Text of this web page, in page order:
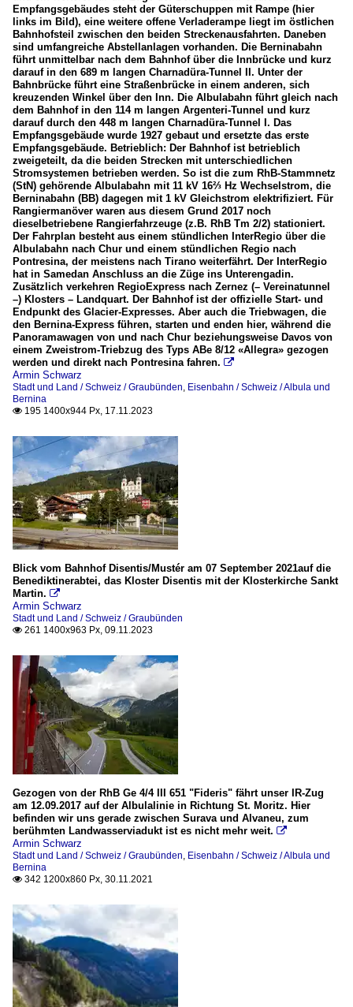
Empfangsgebäudes steht der Güterschuppen mit Rampe (hier
links im Bild), eine weitere offene Verladerampe liegt im östlichen
Bahnhofsteil zwischen den beiden Streckenausfahrten. Daneben
sind umfangreiche Abstellanlagen vorhanden. Die Berninabahn
führt unmittelbar nach dem Bahnhof über die Innbrücke und kurz
darauf in den 689 m langen Charnadüra-Tunnel II. Unter der
Bahnbrücke führt eine Straßenbrücke in einem anderen, sich
kreuzenden Winkel über den Inn. Die Albulabahn führt gleich nach
dem Bahnhof in den 114 m langen Argenteri-Tunnel und kurz
darauf durch den 448 m langen Charnadüra-Tunnel I. Das
Empfangsgebäude wurde 1927 gebaut und ersetzte das erste
Empfangsgebäude. Betrieblich: Der Bahnhof ist betrieblich
zweigeteilt, da die beiden Strecken mit unterschiedlichen
Stromsystemen betrieben werden. So ist die zum RhB-Stammnetz
(StN) gehörende Albulabahn mit 11 kV 16⅔ Hz Wechselstrom, die
Berninabahn (BB) dagegen mit 1 kV Gleichstrom elektrifiziert. Für
Rangiermanöver waren aus diesem Grund 2017 noch
dieselbetriebene Rangierfahrzeuge (z.B. RhB Tm 2/2) stationiert.
Der Fahrplan besteht aus einem stündlichen InterRegio über die
Albulabahn nach Chur und einem stündlichen Regio nach
Pontresina, der meistens nach Tirano weiterfährt. Der InterRegio
hat in Samedan Anschluss an die Züge ins Unterengadin.
Zusätzlich verkehren RegioExpress nach Zernez (– Vereinatunnel
–) Klosters – Landquart. Der Bahnhof ist der offizielle Start- und
Endpunkt des Glacier-Expresses. Aber auch die Triebwagen, die
den Bernina-Express führen, starten und enden hier, während die
Panoramawagen von und nach Chur beziehungsweise Davos von
einem Zweistrom-Triebzug des Typs ABe 8/12 «Allegra» gezogen
werden und direkt nach Pontresina fahren. 
Armin Schwarz
Stadt und Land / Schweiz / Graubünden, Eisenbahn / Schweiz / Albula und
Bernina
 195 1400x944 Px, 17.11.2023
Blick vom Bahnhof Disentis/Mustér am 07 September 2021auf die
Benediktinerabtei, das Kloster Disentis mit der Klosterkirche Sankt
Martin. 
Armin Schwarz
Stadt und Land / Schweiz / Graubünden
 261 1400x963 Px, 09.11.2023
Gezogen von der RhB Ge 4/4 III 651 "Fideris" fährt unser IR-Zug
am 12.09.2017 auf der Albulalinie in Richtung St. Moritz. Hier
befinden wir uns gerade zwischen Surava und Alvaneu, zum
berühmten Landwasserviadukt ist es nicht mehr weit. 
Armin Schwarz
Stadt und Land / Schweiz / Graubünden, Eisenbahn / Schweiz / Albula und
Bernina
 342 1200x860 Px, 30.11.2021